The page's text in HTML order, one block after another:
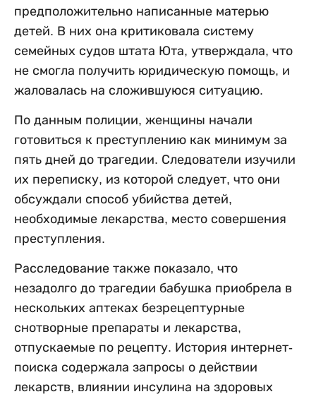
предположительно написанные матерью
детей. В них она критиковала систему
семейных судов штата Юта, утверждала, что
не смогла получить юридическую помощь, и
жаловалась на сложившуюся ситуацию.
По данным полиции, женщины начали
готовиться к преступлению как минимум за
пять дней до трагедии. Следователи изучили
их переписку, из которой следует, что они
обсуждали способ убийства детей,
необходимые лекарства, место совершения
преступления.
Расследование также показало, что
незадолго до трагедии бабушка приобрела в
нескольких аптеках безрецептурные
снотворные препараты и лекарства,
отпускаемые по рецепту. История интернет-
поиска содержала запросы о действии
лекарств, влиянии инсулина на здоровых